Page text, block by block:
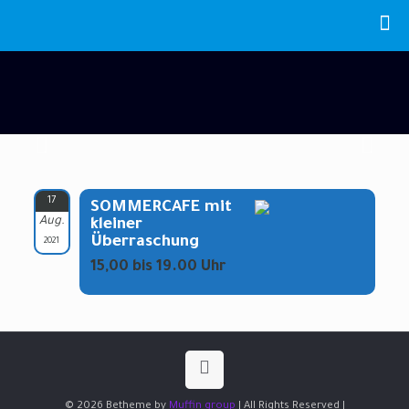
17
Aug.
2021
SOMMERCAFE mit
kleiner
Überraschung
15,00 bis 19.00 Uhr